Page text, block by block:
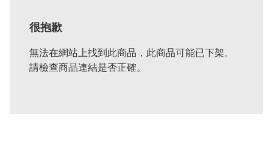
很抱歉
無法在網站上找到此商品，此商品可能已下架。
請檢查商品連結是否正確。